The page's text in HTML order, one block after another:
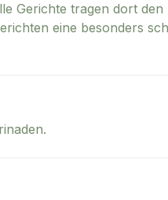
Gerichte tragen dort den
eine besonders